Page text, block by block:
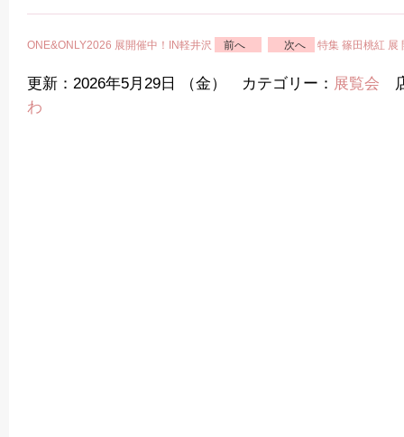
ONE&ONLY2026 展開催中！IN軽井沢 前へ 次へ 特集 篠田桃紅 展
更新：2026年5月29日 （金） カテゴリー： 展覧会
わ